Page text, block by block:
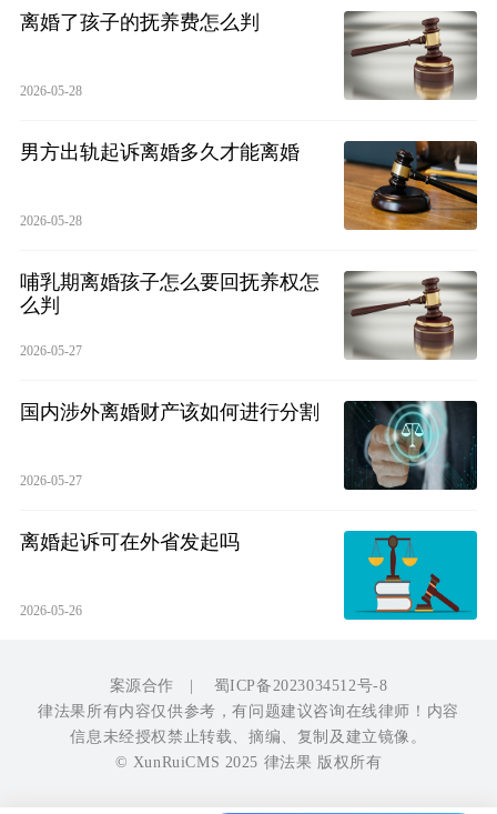
离婚了孩子的抚养费怎么判
2026-05-28
男方出轨起诉离婚多久才能离婚
2026-05-28
哺乳期离婚孩子怎么要回抚养权怎
么判
2026-05-27
国内涉外离婚财产该如何进行分割
2026-05-27
离婚起诉可在外省发起吗
2026-05-26
案源合作 | 蜀ICP备2023034512号-8
律法果所有内容仅供参考，有问题建议咨询在线律师！内容
信息未经授权禁止转载、摘编、复制及建立镜像。
© XunRuiCMS 2025 律法果 版权所有